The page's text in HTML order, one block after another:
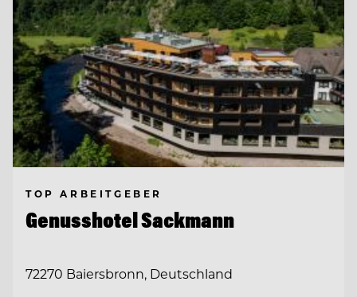
TOP ARBEITGEBER
Genusshotel Sackmann
72270 Baiersbronn, Deutschland